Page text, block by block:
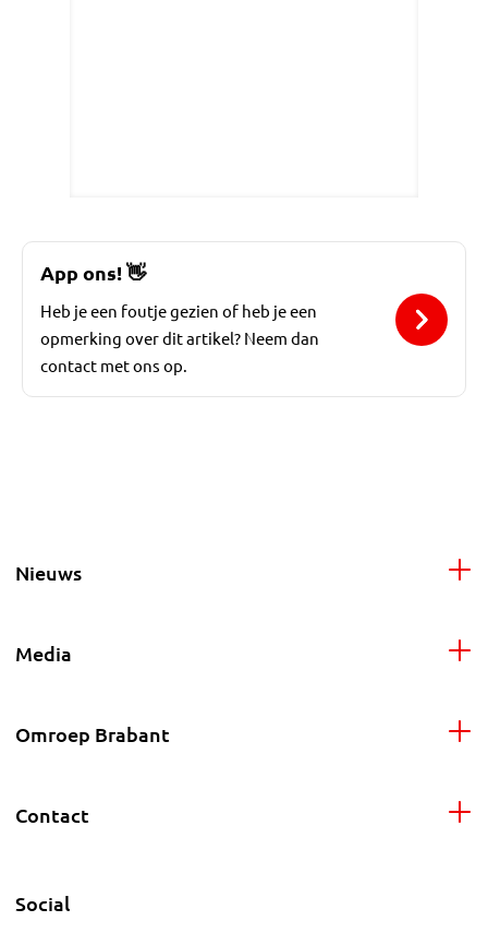
App ons!👋
Heb je een foutje gezien of heb je een
opmerking over dit artikel? Neem dan
contact met ons op.
Nieuws
Media
Omroep Brabant
Contact
Social